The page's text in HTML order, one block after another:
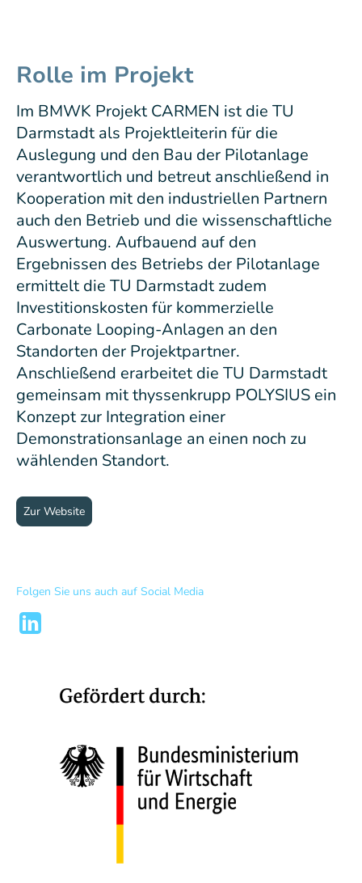
Rolle im Projekt
Im BMWK Projekt CARMEN ist die TU
Darmstadt als Projektleiterin für die
Auslegung und den Bau der Pilotanlage
verantwortlich und betreut anschließend in
Kooperation mit den industriellen Partnern
auch den Betrieb und die wissenschaftliche
Auswertung. Aufbauend auf den
Ergebnissen des Betriebs der Pilotanlage
ermittelt die TU Darmstadt zudem
Investitionskosten für kommerzielle
Carbonate Looping-Anlagen an den
Standorten der Projektpartner.
Anschließend erarbeitet die TU Darmstadt
gemeinsam mit thyssenkrupp POLYSIUS ein
Konzept zur Integration einer
Demonstrationsanlage an einen noch zu
wählenden Standort.
Zur Website
Folgen Sie uns auch auf Social Media